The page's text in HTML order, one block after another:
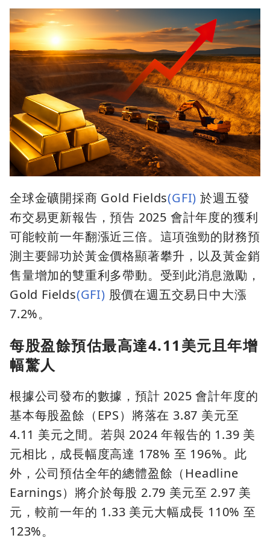
全球金礦開採商 Gold Fields(GFI) 於週五發
布交易更新報告，預告 2025 會計年度的獲利
可能較前一年翻漲近三倍。這項強勁的財務預
測主要歸功於黃金價格顯著攀升，以及黃金銷
售量增加的雙重利多帶動。受到此消息激勵，
Gold Fields(GFI) 股價在週五交易日中大漲
7.2%。
每股盈餘預估最高達4.11美元且年增
幅驚人
根據公司發布的數據，預計 2025 會計年度的
基本每股盈餘（EPS）將落在 3.87 美元至
4.11 美元之間。若與 2024 年報告的 1.39 美
元相比，成長幅度高達 178% 至 196%。此
外，公司預估全年的總體盈餘（Headline
Earnings）將介於每股 2.79 美元至 2.97 美
元，較前一年的 1.33 美元大幅成長 110% 至
123%。